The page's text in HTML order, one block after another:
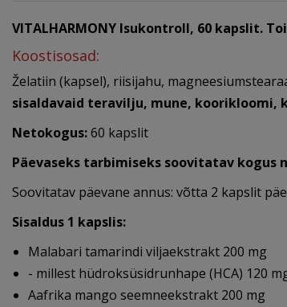
VITALHARMONY Isukontroll, 60 kapslit.
Koostisosad:
Želatiin (kapsel), riisijahu,
sisaldavaid teravilju, mune, koorikloomi,
Netokogus:60 kapslit
Päevaseks tarbimiseks soovitatav kogus
Soovitatav päevane annus: võtta 2 kapslit
Sisaldus 1 kapslis:
Malabari tamarindi viljaekstrakt 200 mg
- millest hüdroksüsidrunhape (HCA) 120
Aafrika mango seemneekstrakt 200 mg